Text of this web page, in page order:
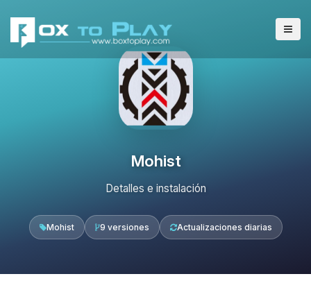
Mohist
Detalles e instalación
Mohist 9 versiones Actualizaciones diarias